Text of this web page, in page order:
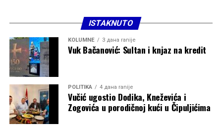
ISTAKNUTO
KOLUMNE 3 дана ranije
Vuk Bačanović: Sultan i knjaz na kredit
POLITIKA 4 дана ranije
Vučić ugostio Dodika, Kneževića i
Zogovića u porodičnoj kući u Čipuljićima